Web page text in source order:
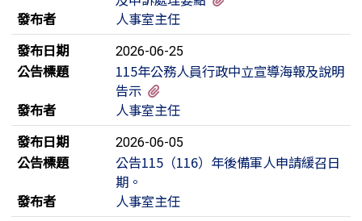
發布者
人事室主任
發布日期
2026-06-25
公告標題
115年公務人員行政中立宣導海報及說明
告示
發布者
人事室主任
發布日期
2026-06-05
公告標題
公告115（116）年後備軍人申請緩召日
期。
發布者
人事室主任